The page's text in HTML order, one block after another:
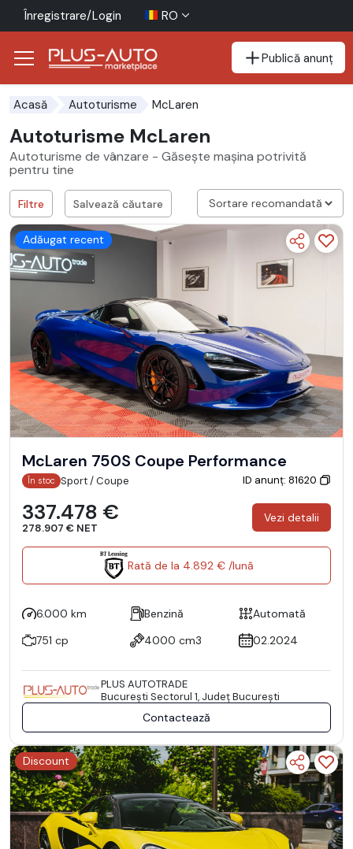
Înregistrare/Login RO
Publică anunț
Acasă Autoturisme McLaren
Autoturisme McLaren
Autoturisme de vânzare - Găsește mașina potrivită
pentru tine
Salvează căutare
Filtre
Adăugat recent
McLaren 750S Coupe Performance
În stoc Sport / Coupe ID anunț: 81620
337.478 €
278.907 € NET
Vezi detalii
Rată de la 4.892 € /lună
6.000 km Benzină
Automată
751 cp
4000 cm3 02.2024
PLUS AUTOTRADE
Bucureşti Sectorul 1, Județ București
Contactează
Discount